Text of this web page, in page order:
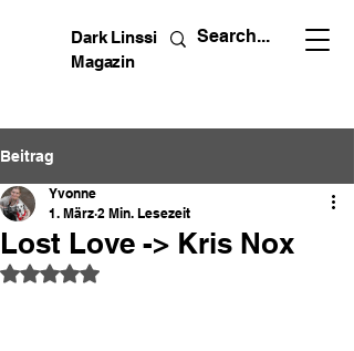
Dark Linssi
Magazin
Beitrag
Lost Love -> Kris Nox
Yvonne
1. März 2 Min. Lesezeit
Mit NaN von 5 Sternen bewertet.